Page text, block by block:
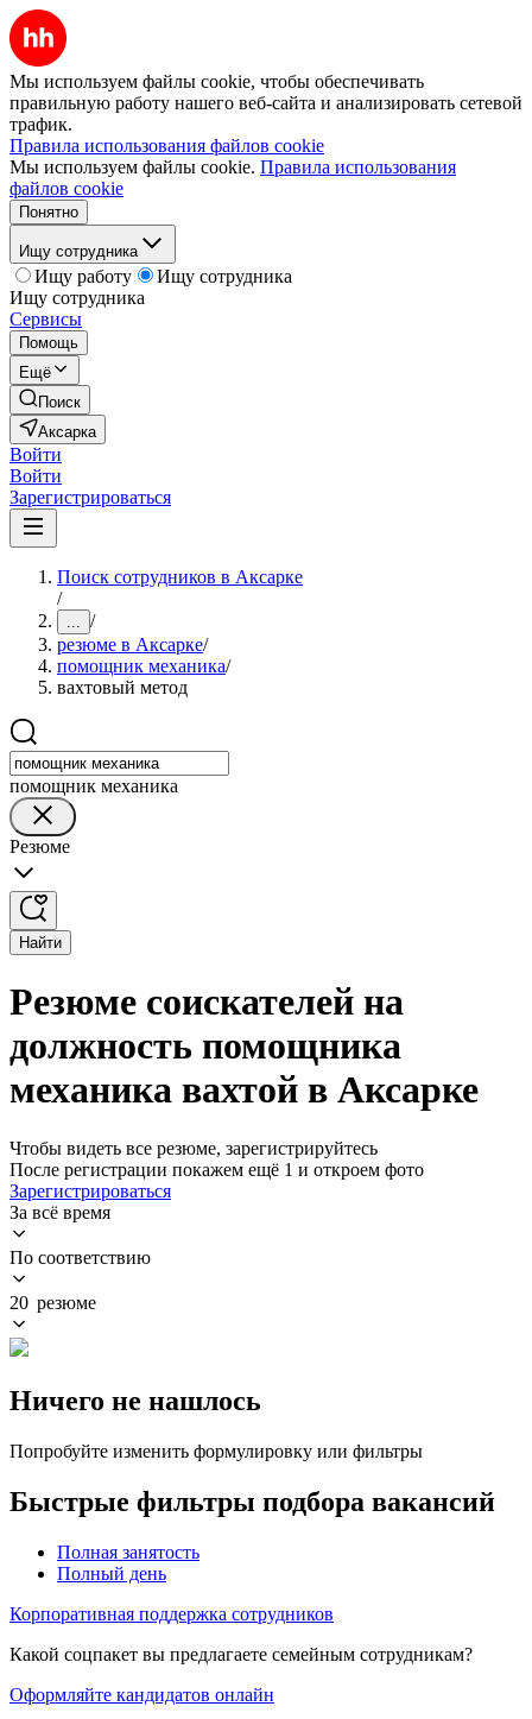
Мы используем файлы cookie, чтобы обеспечивать
правильную работу нашего веб-сайта и анализировать сетевой
трафик.
Правила использования файлов cookie
Мы используем файлы cookie. Правила использования
файлов cookie
Понятно
Ищу сотрудника
Ищу работу
Ищу сотрудника
Ищу сотрудника
Сервисы
Помощь
Ещё
Поиск
Аксарка
Войти
Войти
Зарегистрироваться
Поиск сотрудников в Аксарке
/
... /
резюме в Аксарке/
помощник механика/
вахтовый метод
помощник механика
Резюме
Найти
Резюме соискателей на
должность помощника
механика вахтой в Аксарке
Чтобы видеть все резюме, зарегистрируйтесь
После регистрации покажем ещё 1 и откроем фото
Зарегистрироваться
За всё время
По соответствию
20 резюме
Ничего не нашлось
Попробуйте изменить формулировку или фильтры
Быстрые фильтры подбора вакансий
Полная занятость
Полный день
Корпоративная поддержка сотрудников
Какой соцпакет вы предлагаете семейным сотрудникам?
Оформляйте кандидатов онлайн